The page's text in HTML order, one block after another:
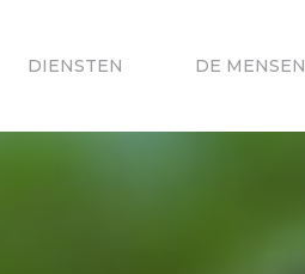
DIENSTEN DE MENSEN